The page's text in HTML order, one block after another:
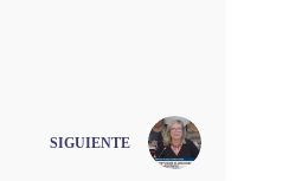
SIGUIENTE